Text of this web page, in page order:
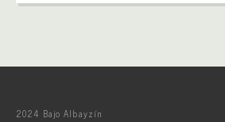
2024 Bajo Albayzín